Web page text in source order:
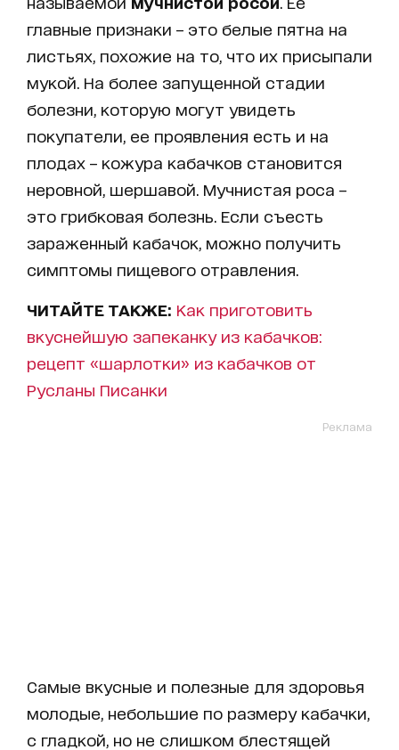
главные признаки – это белые пятна на
листьях, похожие на то, что их присыпали
мукой. На более запущенной стадии
болезни, которую могут увидеть
покупатели, ее проявления есть и на
плодах – кожура кабачков становится
неровной, шершавой. Мучнистая роса –
это грибковая болезнь. Если съесть
зараженный кабачок, можно получить
симптомы пищевого отравления.
ЧИТАЙТЕ ТАКЖЕ: Как приготовить
вкуснейшую запеканку из кабачков:
рецепт «шарлотки» из кабачков от
Русланы Писанки
Реклама
Самые вкусные и полезные для здоровья
молодые, небольшие по размеру кабачки,
с гладкой, но не слишком блестящей